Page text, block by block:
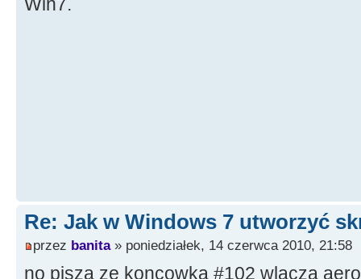
Re: Jak w Windows 7 utworzyć
przez banita» poniedziałek, 14 czerwca 2010, 21:58
no pisza ze koncowka #102 wlacza